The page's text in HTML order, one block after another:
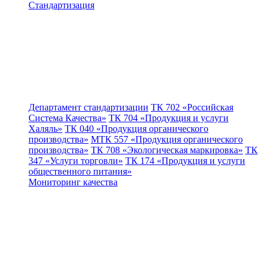
Стандартизация
Департамент стандартизации ТК 702 «Российская
Система Качества» ТК 704 «Продукция и услуги
Халяль» ТК 040 «Продукция органического
производства» МТК 557 «Продукция органического
производства» ТК 708 «Экологическая маркировка» ТК
347 «Услуги торговли» ТК 174 «Продукция и услуги
общественного питания»
Мониторинг качества